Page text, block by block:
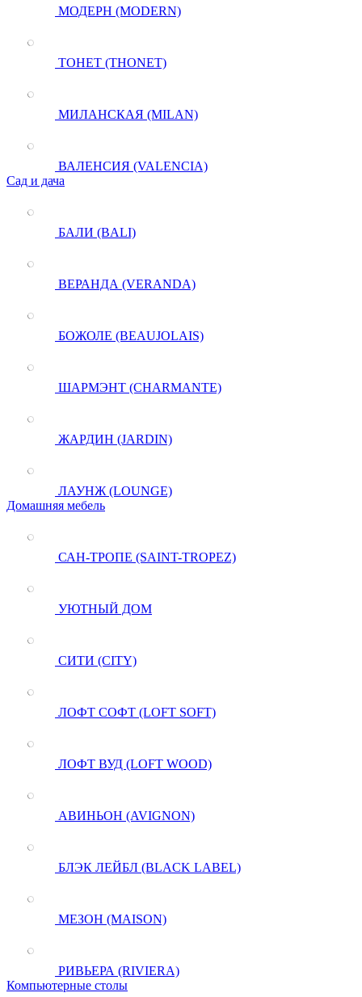
МОДЕРН (MODERN)
ТОНЕТ (THONET)
МИЛАНСКАЯ (MILAN)
ВАЛЕНСИЯ (VALENCIA)
Сад и дача
БАЛИ (BALI)
ВЕРАНДА (VERANDA)
БОЖОЛЕ (BEAUJOLAIS)
ШАРМЭНТ (CHARMANTE)
ЖАРДИН (JARDIN)
ЛАУНЖ (LOUNGE)
Домашняя мебель
САН-ТРОПЕ (SAINT-TROPEZ)
УЮТНЫЙ ДОМ
СИТИ (CITY)
ЛОФТ СОФТ (LOFT SOFT)
ЛОФТ ВУД (LOFT WOOD)
АВИНЬОН (AVIGNON)
БЛЭК ЛЕЙБЛ (BLACK LABEL)
МЕЗОН (MAISON)
РИВЬЕРА (RIVIERA)
Компьютерные столы